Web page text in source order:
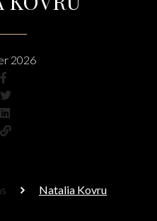
2026
Natalia Kovru